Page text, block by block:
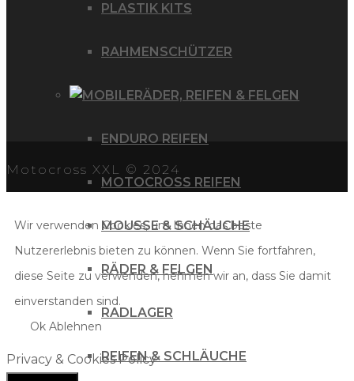
PLASTIK KITS
RAHMENSCHÜTZER
RÄDER, REIFEN & FELGEN
ENDURO REIFEN
MOTOCROSS REIFEN
MOUSSE & SCHÄUCHE
RÄDER & FELGEN
RADLAGER
REIFEN & SCHLÄUCHE
Motocross XXL © 2024
Wir verwenden Cookies, um Ihnen das beste
Nutzererlebnis bieten zu können. Wenn Sie fortfahren,
diese Seite zu verwenden, nehmen wir an, dass Sie damit
einverstanden sind.
Ok Ablehnen
Privacy & Cookies Policy